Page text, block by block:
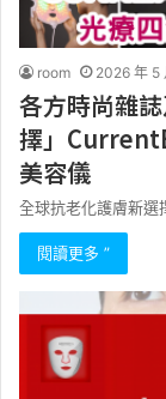
room 2026 年 5
各方時尚雜
擇」
美容儀
全球抗老化護膚新
閱讀更多 ”